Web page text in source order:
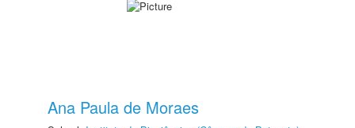
Ana Paula de Moraes